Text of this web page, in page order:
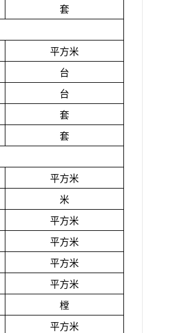
套
平方米
台
台
套
套
平方米
米
平方米
平方米
平方米
平方米
樘
平方米